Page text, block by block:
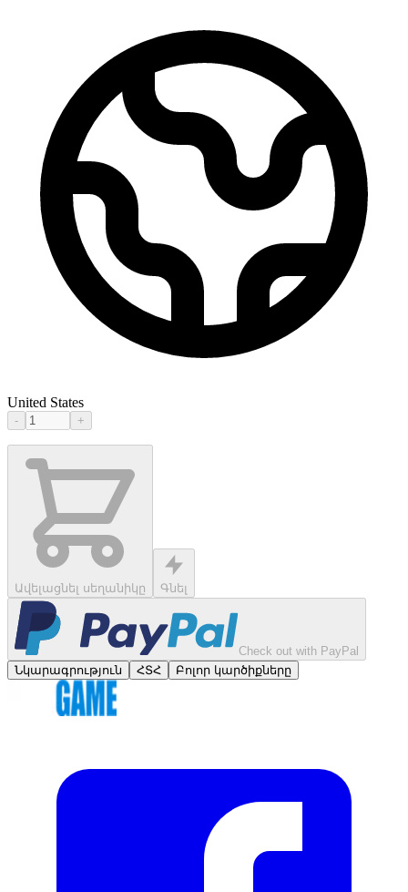
United States
- +
Ավելացնել սեղանիկը Գնել
Check out with PayPal
Նկարագրություն
ՀՏՀ Բոլոր կարծիքները